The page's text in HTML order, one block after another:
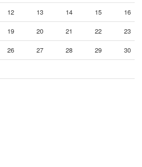
12 13 14 15 16
19 20 21 22 23
26 27 28 29 30